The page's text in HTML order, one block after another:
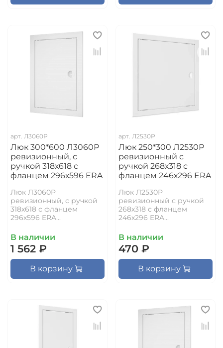
арт. Л3060Р
Люк 300*600 Л3060Р
ревизионный, с
ручкой 318х618 с
фланцем 296х596 ERA
Люк Л3060Р
ревизионный, с ручкой
318х618 с фланцем
296х596 ERA...
В наличии
1 562 ₽
В корзину
арт. Л2530Р
Люк 250*300 Л2530Р
ревизионный с
ручкой 268х318 с
фланцем 246х296 ERA
Люк Л2530Р
ревизионный с ручкой
268х318 с фланцем
246х296 ERA...
В наличии
470 ₽
В корзину